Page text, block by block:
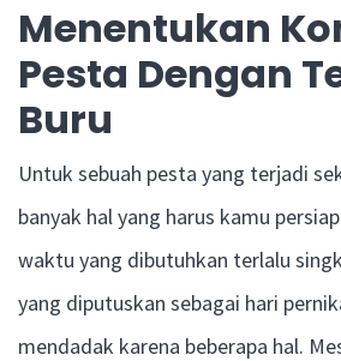
Menentukan
Pesta Dengan
Buru
Untuk sebuah pesta yang terjadi
banyak hal yang harus kamu
waktu yang dibutuhkan terlalu
yang diputuskan sebagai hari
mendadak karena beberapa hal.